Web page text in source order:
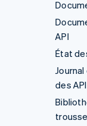
API
État
des API